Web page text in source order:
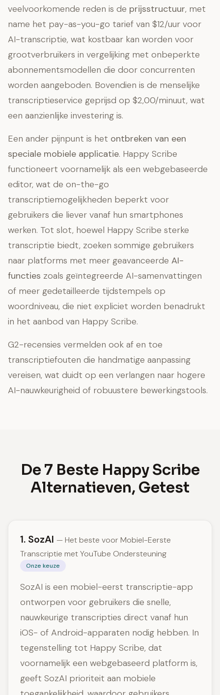
veelvoorkomende reden is de prijsstructuur, met
name het pay-as-you-go tarief van $12/uur voor
AI-transcriptie, wat kostbaar kan worden voor
grootverbruikers in vergelijking met onbeperkte
abonnementsmodellen die door concurrenten
worden aangeboden. Bovendien is de menselijke
transcriptieservice geprijsd op $2,00/minuut, wat
een aanzienlijke investering is.
Een ander pijnpunt is het ontbreken van een
speciale mobiele applicatie. Happy Scribe
functioneert voornamelijk als een webgebaseerde
editor, wat de on-the-go
transcriptiemogelijkheden beperkt voor
gebruikers die liever vanaf hun smartphones
werken. Tot slot, hoewel Happy Scribe sterke
transcriptie biedt, zoeken sommige gebruikers
naar platforms met meer geavanceerde AI-
functies zoals geïntegreerde AI-samenvattingen
of meer gedetailleerde tijdstempels op
woordniveau, die niet expliciet worden benadrukt
in het aanbod van Happy Scribe.
G2-recensies vermelden ook af en toe
transcriptiefouten die handmatige aanpassing
vereisen, wat duidt op een verlangen naar hogere
AI-nauwkeurigheid of robuustere bewerkingstools.
De 7 Beste Happy Scribe
Alternatieven, Getest
1. SozAI — Het beste voor Mobiel-Eerste
Transcriptie met YouTube Ondersteuning
Onze keuze
SozAI is een mobiel-eerst transcriptie-app
ontworpen voor gebruikers die snelle,
nauwkeurige transcripties direct vanaf hun
iOS- of Android-apparaten nodig hebben. In
tegenstelling tot Happy Scribe, dat
voornamelijk een webgebaseerd platform is,
geeft SozAI prioriteit aan mobiele